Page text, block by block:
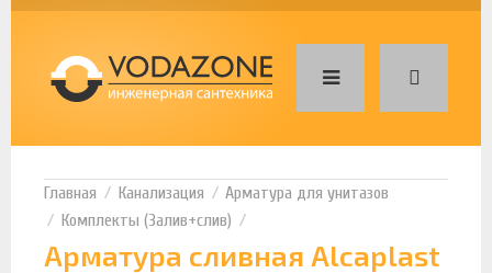
Канализация
Арматура для унитазов
Комплекты (Залив+слив)
Арматура сливная Alcaplast